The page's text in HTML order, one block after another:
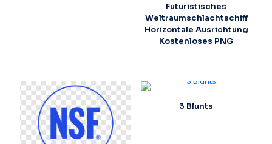
Futuristisches
Weltraumschlachtschiff
Horizontale Ausrichtung
Kostenloses PNG
3 Blunts